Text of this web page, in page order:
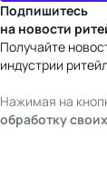
Подпишитесь
на новости
Получайте
индустрии
Нажимая на
обработку